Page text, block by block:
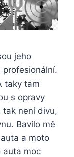
jeho
taky tam
s opravy
tak není divu,
Bavilo mě
a moto
auta moc